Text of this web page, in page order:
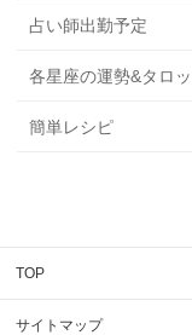
占い師出勤予定
各星座の運勢&タロ
簡単レシピ
TOP
サイトマップ